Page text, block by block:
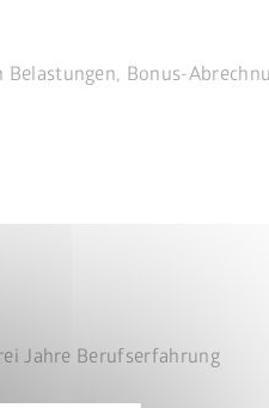
Bonus-
Jahre Berufserfahrung